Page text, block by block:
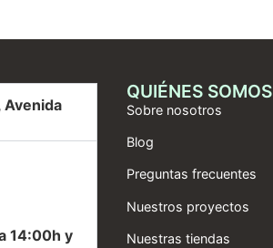
Avenida
14:00h y
QUIÉNES SOMOS
Sobre nosotros
Blog
Preguntas frecuentes
Nuestros proyectos
Nuestras tiendas